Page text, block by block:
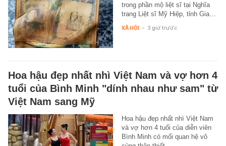
trong phần mộ liệt sĩ tại Nghĩa
trang Liệt sĩ Mỹ Hiệp, tỉnh Gia…
XÃ HỘI - 3 giờ trước
Hoa hậu đẹp nhất nhì Việt Nam và vợ hơn 4
tuổi của Bình Minh "dính nhau như sam" từ
Việt Nam sang Mỹ
Hoa hậu đẹp nhất nhì Việt Nam
và vợ hơn 4 tuổi của diễn viên
Bình Minh có mối quan hệ vô